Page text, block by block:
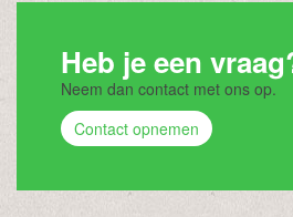
Heb je een
Neem dan contact met ons op.
Contact opnemen